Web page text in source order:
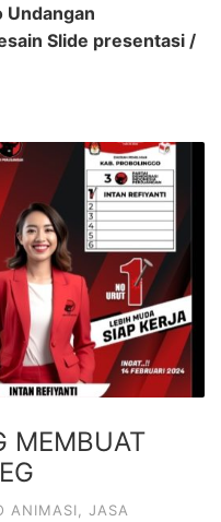
Undangan
Slide presentasi /
MEMBUAT
ANIMASI, JASA